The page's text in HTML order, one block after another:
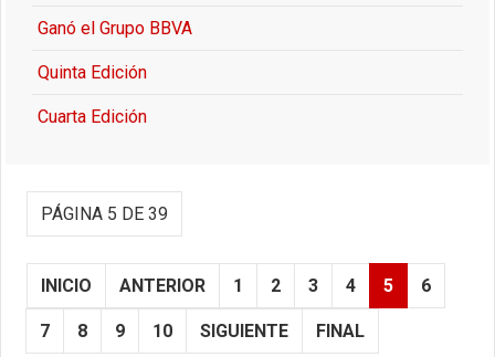
Ganó el Grupo BBVA
Quinta Edición
Cuarta Edición
PÁGINA 5 DE 39
INICIO ANTERIOR 1 2 3 4 5 6
7 8 9 10 SIGUIENTE FINAL